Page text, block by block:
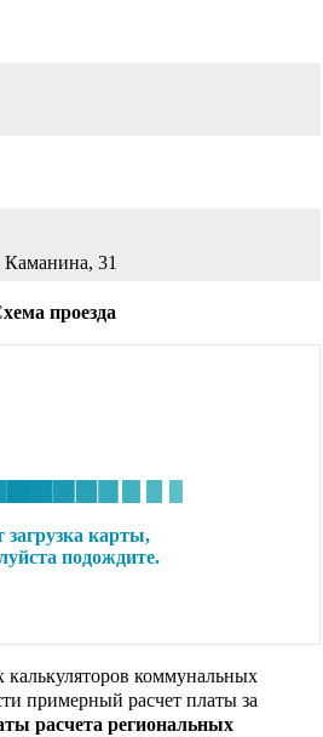
31
проезда
коммунальных
примерный расчет платы за
расчета региональных